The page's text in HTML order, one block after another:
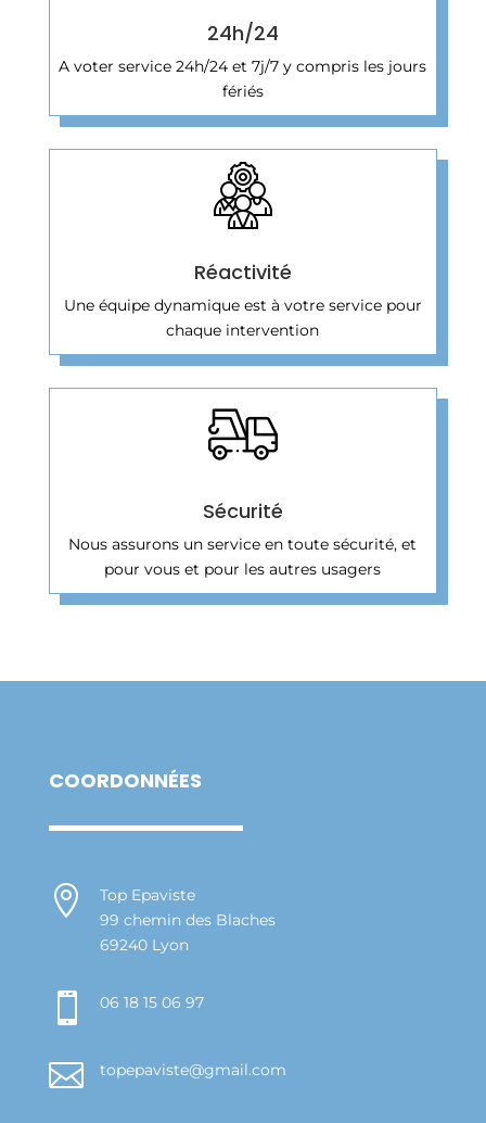
24h/24
A voter service 24h/24 et 7j/7 y compris les jours
fériés
Réactivité
Une équipe dynamique est à votre service pour
chaque intervention
Sécurité
Nous assurons un service en toute sécurité, et
pour vous et pour les autres usagers
COORDONNÉES

Top Epaviste
99 chemin des Blaches
69240 Lyon
 06 18 15 06 97
 topepaviste@gmail.com